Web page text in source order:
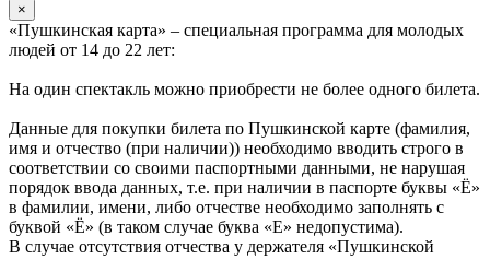
×
«Пушкинская карта» – специальная программа для молодых
людей от 14 до 22 лет:
На один спектакль можно приобрести не более одного билета.
Данные для покупки билета по Пушкинской карте (фамилия,
имя и отчество (при наличии)) необходимо вводить строго в
соответствии со своими паспортными данными, не нарушая
порядок ввода данных, т.е. при наличии в паспорте буквы «Ё»
в фамилии, имени, либо отчестве необходимо заполнять с
буквой «Ё» (в таком случае буква «Е» недопустима).
В случае отсутствия отчества у держателя «Пушкинской